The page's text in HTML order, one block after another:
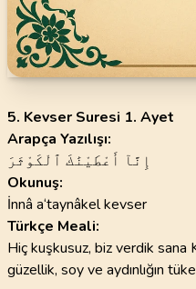
5. Kevser Suresi 1. Ayet
Arapça Yazılışı:
إِنَّآ أَعْطَيْنَٰكَ ٱلْكَوْثَرَ
Okunuş:
İnnâ a‘tay­nâkel kevser
Türkçe Meali:
Hiç kuşkusuz, biz verdik
güzellik, soy ve aydınlığın